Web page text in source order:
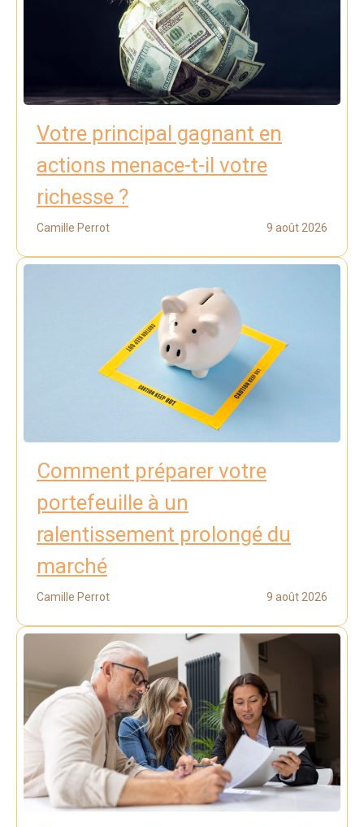
Votre principal gagnant en
actions menace-t-il votre
richesse ?
Camille Perrot 9 août 2026
Comment préparer votre
portefeuille à un
ralentissement prolongé du
marché
Camille Perrot 9 août 2026